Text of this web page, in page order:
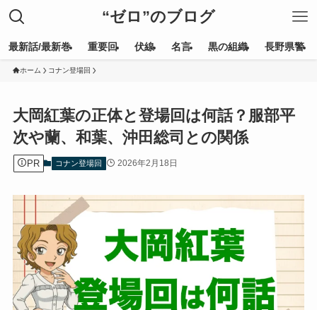
“ゼロ”のブログ
最新話/最新巻 重要回 伏線 名言 黒の組織 長野県警
ホーム コナン登場回
大岡紅葉の正体と登場回は何話？服部平
次や蘭、和葉、沖田総司との関係
PR コナン登場回 2026年2月18日